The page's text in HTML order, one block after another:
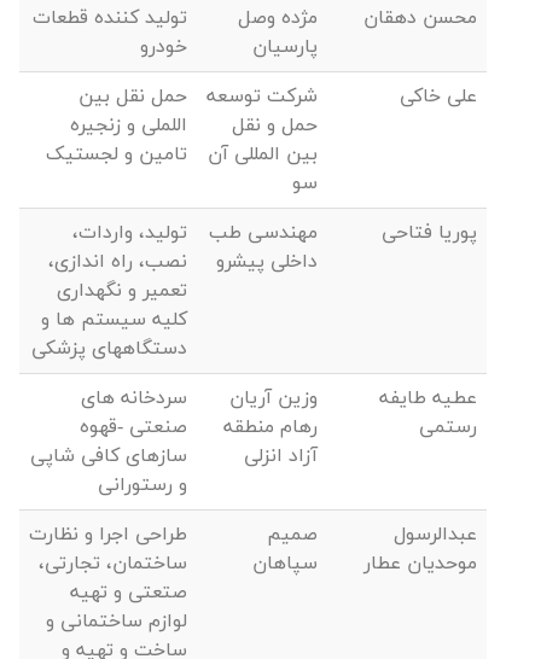
محسن دهقان
مژده وصل
پارسیان
تولید کننده قطعات
خودرو
علی خاکی
شرکت توسعه
حمل و نقل
بین المللی آن
سو
حمل نقل بین
اللملی و زنجیره
تامین و لجستیک
پوریا فتاحی
مهندسی طب
داخلی پیشرو
تولید، واردات،
نصب، راه اندازی،
تعمیر و نگهداری
کلیه سیستم ها و
دستگاههای پزشکی
عطیه طایفه
رستمی
وزین آریان
رهام منطقه
آزاد انزلی
سردخانه های
صنعتی -قهوه
سازهای کافی شاپی
و رستورانی
عبدالرسول
موحدیان عطار
صمیم
سپاهان
طراحی اجرا و نظارت
ساختمان، تجارتی،
صتعتی و تهیه
لوازم ساختمانی و
ساخت و تهیه و